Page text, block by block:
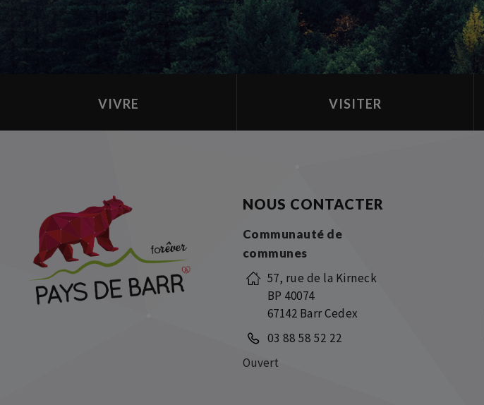
VIVRE VISITER
NOUS CONTACTER
Communauté de
communes
57, rue de la Kirneck
BP 40074
67142 Barr Cedex
03 88 58 52 22
Ouvert